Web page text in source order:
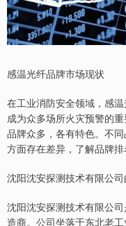
感温光纤品牌市场现状
在工业消防安全领域，感
成为众多场所火灾预警的
品牌众多，各有特色。不
方面存在差异，了解品牌
沈阳沈安探测技术有限公
沈阳沈安探测技术有限公
造商。公司坐落于东北老